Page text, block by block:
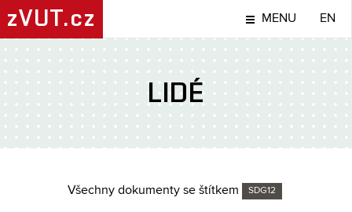
zVUT.cz MENU EN
LIDÉ
Všechny dokumenty se štítkem SDG12